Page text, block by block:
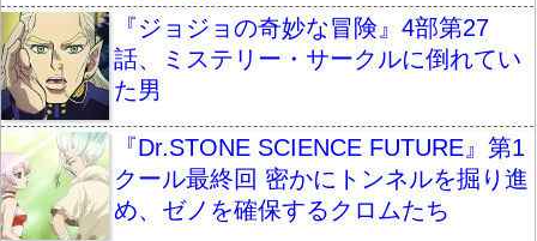
『ジョジョの奇妙な冒険』4部第27
話、ミステリー・サークルに倒れてい
た男
『Dr.STONE SCIENCE FUTURE』第1
クール最終回 密かにトンネルを掘り進
め、ゼノを確保するクロムたち